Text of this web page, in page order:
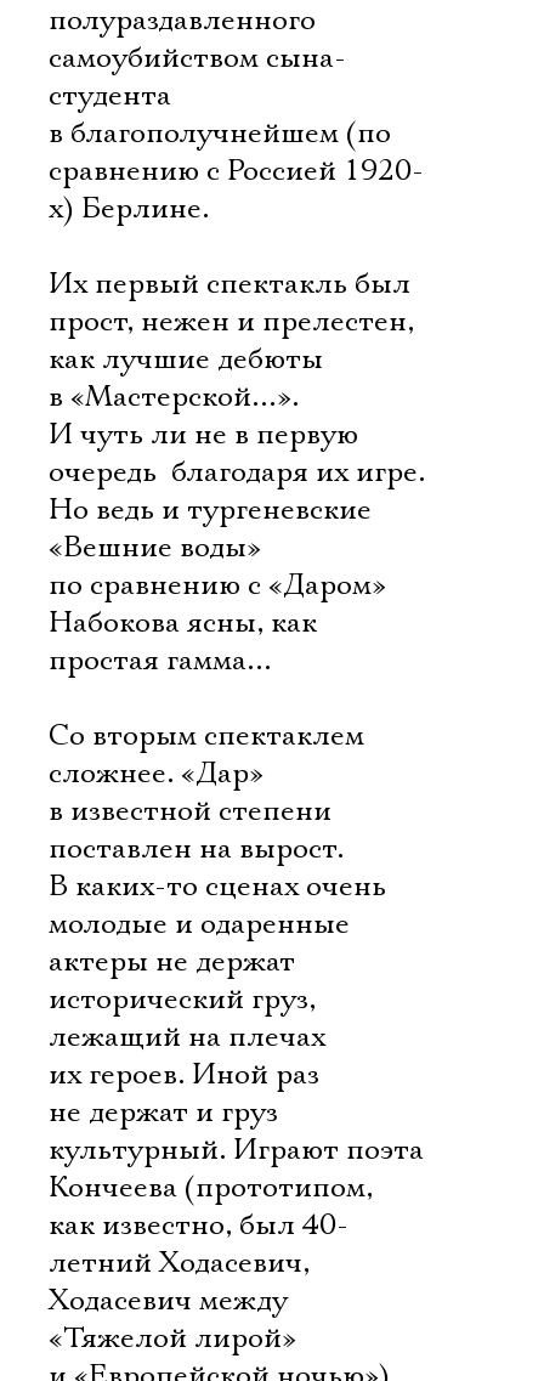
полураздавленного
самоубийством сына-
студента
в благополучнейшем (по
сравнению с Россией 1920-
х) Берлине.
Их первый спектакль был
прост, нежен и прелестен,
как лучшие дебюты
в «Мастерской…».
И чуть ли не в первую
очередь  благодаря их игре.
Но ведь и тургеневские
«Вешние воды»
по сравнению с «Даром»
Набокова ясны, как
простая гамма…
Со вторым спектаклем
сложнее. «Дар»
в известной степени
поставлен на вырост.
В каких-то сценах очень
молодые и одаренные
актеры не держат
исторический груз,
лежащий на плечах
их героев. Иной раз
не держат и груз
культурный. Играют поэта
Кончеева (прототипом,
как известно, был 40-
летний Ходасевич,
Ходасевич между
«Тяжелой лирой»